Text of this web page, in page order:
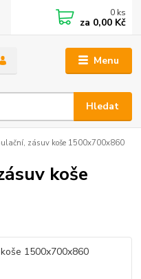
Menu
Hledat
0 ks
za 0,00 Kč
zásuv koše 1500x700x860
koše